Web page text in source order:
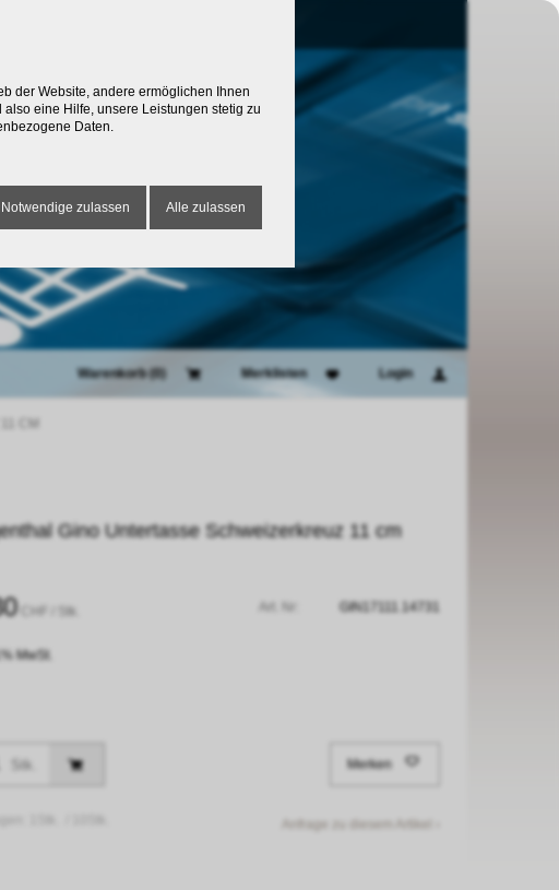
Warenkorb (0 Merklisten Login
Gino Untertasse Schweizerkreuz 11 cm
/ Stk.
MwSt.
GIN17111.14731
Stk. Merken
Anfrage zu diesem Artikel ›
der Website, andere ermöglichen Ihnen
eine Hilfe, unsere Leistungen stetig zu
Daten.
Notwendige zulassen Alle zulassen